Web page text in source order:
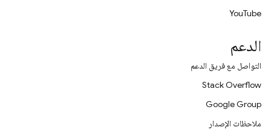
YouTube
الدعم
التواصل مع فريق الدعم
Stack Overflow
Google Group
ملاحظات الإصدار